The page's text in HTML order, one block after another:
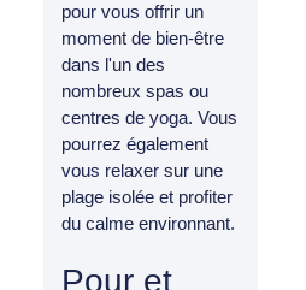
pour vous offrir un
moment de bien-être
dans l'un des
nombreux spas ou
centres de yoga. Vous
pourrez également
vous relaxer sur une
plage isolée et profiter
du calme environnant.
Pour et